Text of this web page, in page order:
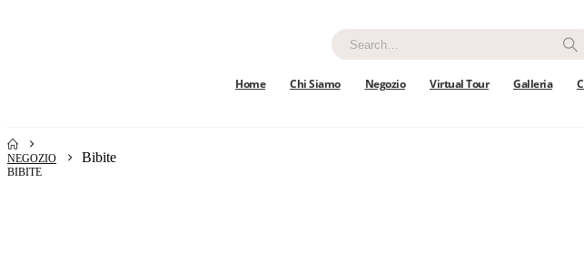
Home Chi Siamo Negozio Virtual Tour Galleria
NEGOZIO
BIBITE
Bibite